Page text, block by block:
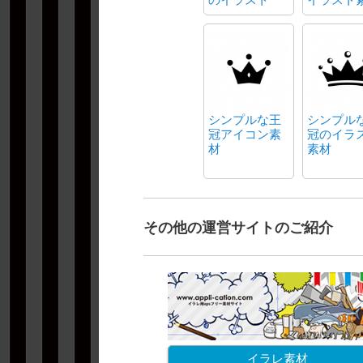
シンプルな王
冠アイコン素
材
シンプル
冠のイラ
素材
その他の運営サイトのご紹介
イラレ素材